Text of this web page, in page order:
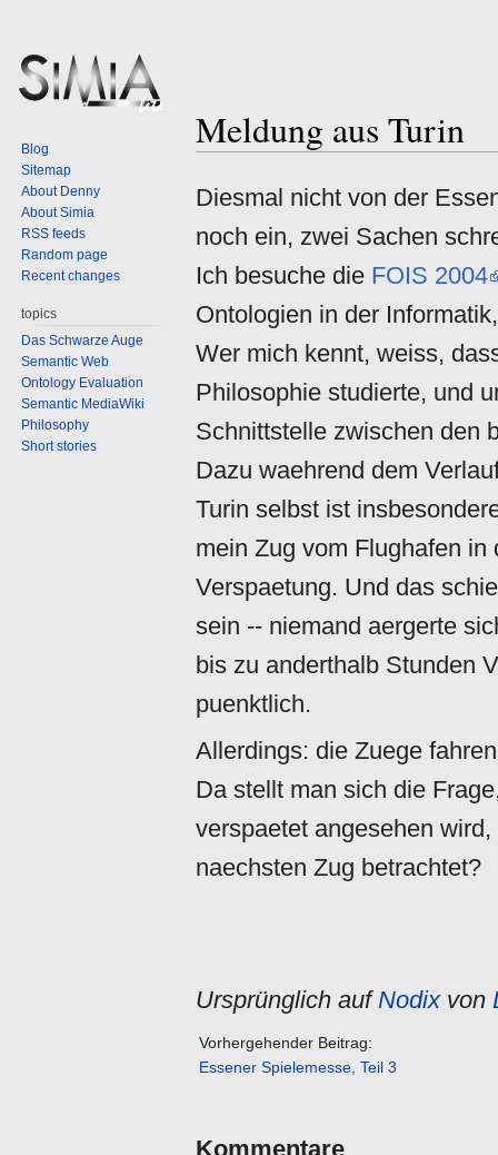
Meldung aus Turin
Jump
navigation
Jump
search
Diesmal nicht von der
noch ein, zwei Sachen
Ich besuche die FOIS 2004
Ontologien in der
Wer mich kennt, weiss,
Philosophie studierte, und
Schnittstelle zwischen den
Dazu waehrend dem
Turin selbst ist
mein Zug vom Flughafen
Verspaetung. Und das
sein -- niemand aergerte
bis zu anderthalb Stunden
puenktlich.
Allerdings: die Zuege
Da stellt man sich die
verspaetet angesehen
naechsten Zug betrachtet?
Ursprünglich aufNodixvon
Vorhergehender Beitrag:
Essener Spielemesse, Teil 3
Kommentare
Blog
Sitemap
About Denny
About Simia
RSS feeds
Random page
Recent changes
topics
Das Schwarze Auge
Semantic Web
Ontology Evaluation
Semantic MediaWiki
Philosophy
Short stories